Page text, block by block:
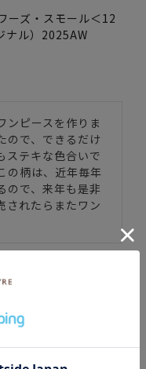
ーズ・スモール＜12
ナル）2025AW
ンピースを作りま
ので、できるだけ
ステキな色合いで
の柄は、近年毎年
ので、来年も是非
されたらまたワン